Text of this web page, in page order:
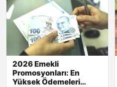
2026 Emekli
Promosyonları: En
Yüksek Ödemeleri